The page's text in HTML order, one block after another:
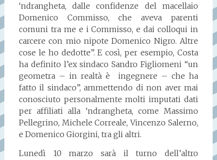
‘ndrangheta, dalle confidenze del macellaio
Domenico Commisso, che aveva parenti
comuni tra me e i Commisso, e dai colloqui in
carcere con mio nipote Domenico Nigro. Altre
cose le ho dedotte”. E così, per esempio, Costa
ha definito l’ex sindaco Sandro Figliomeni “un
geometra – in realtà è ingegnere – che ha
fatto il sindaco”, ammettendo di non aver mai
conosciuto personalmente molti imputati dati
per affiliati alla ‘ndrangheta, come Massimo
Pellegrino, Michele Correale, Vincenzo Salerno,
e Domenico Giorgini, tra gli altri.
Lunedì 10 marzo sarà il turno dell’altro